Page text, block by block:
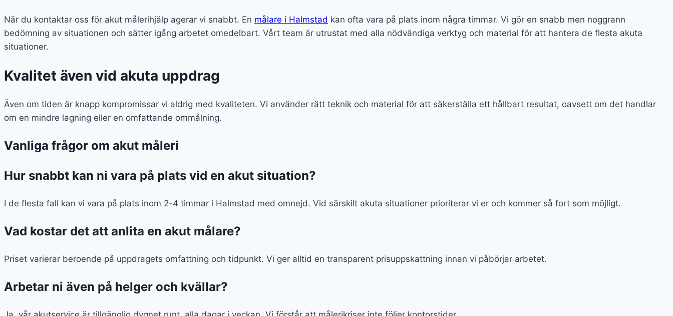
När du kontaktar oss för akut målerihjälp agerar vi snabbt. En målare i Halmstad kan ofta vara på plats inom några timmar. Vi gör en snabb men noggrann
bedömning av situationen och sätter igång arbetet omedelbart. Vårt team är utrustat med alla nödvändiga verktyg och material för att hantera de flesta akuta
situationer.
Kvalitet även vid akuta uppdrag
Även om tiden är knapp kompromissar vi aldrig med kvaliteten. Vi använder rätt teknik och material för att säkerställa ett hållbart resultat, oavsett om det handlar
om en mindre lagning eller en omfattande ommålning.
Vanliga frågor om akut måleri
Hur snabbt kan ni vara på plats vid en akut situation?
I de flesta fall kan vi vara på plats inom 2-4 timmar i Halmstad med omnejd. Vid särskilt akuta situationer prioriterar vi er och kommer så fort som möjligt.
Vad kostar det att anlita en akut målare?
Priset varierar beroende på uppdragets omfattning och tidpunkt. Vi ger alltid en transparent prisuppskattning innan vi påbörjar arbetet.
Arbetar ni även på helger och kvällar?